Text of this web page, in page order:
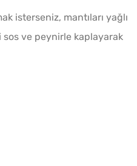
isterseniz, mantıları yağlı
sos ve peynirle kaplayarak